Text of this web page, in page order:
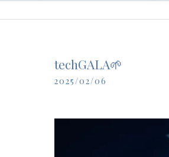
techGALA🌱
2025/02/06